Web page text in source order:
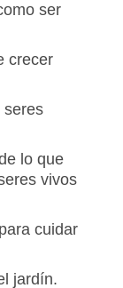
ser
crecer
seres
lo que
vivos
cuidar
jardín.